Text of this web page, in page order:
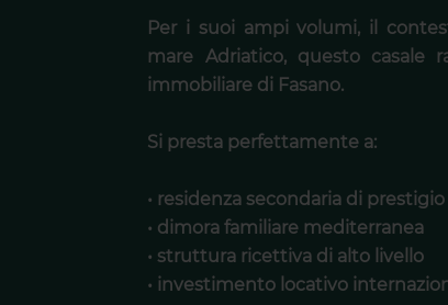
Per i suoi ampi volumi, il
mare Adriatico, questo casale
immobiliare di Fasano.
Si presta perfettamente a:
• residenza secondaria di prestigio
• dimora familiare mediterranea
• struttura ricettiva di alto livello
• investimento locativo